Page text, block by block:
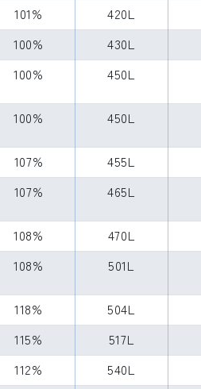
101% 420L
100% 430L
100% 450L
100% 450L
107% 455L
107% 465L
108% 470L
108% 501L
118% 504L
115% 517L
112% 540L